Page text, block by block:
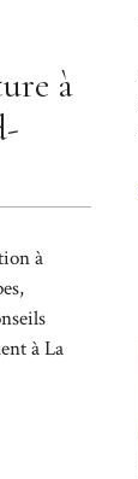
à
à
à La